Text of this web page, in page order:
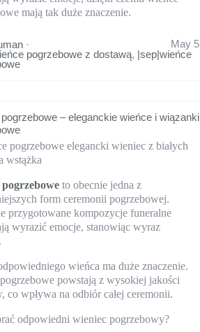
mają tak duże znaczenie.
May 5
·
pogrzebowe z dostawą, |sep|wieńce
– eleganckie wieńce i wiązanki
to obecnie jedna z
form ceremonii pogrzebowej.
przygotowane kompozycje funeralne
wyrazić emocje, stanowiąc wyraz
wieńca ma duże znaczenie.
powstają z wysokiej jakości
co wpływa na odbiór całej ceremonii.
odpowiedni wieniec pogrzebowy?